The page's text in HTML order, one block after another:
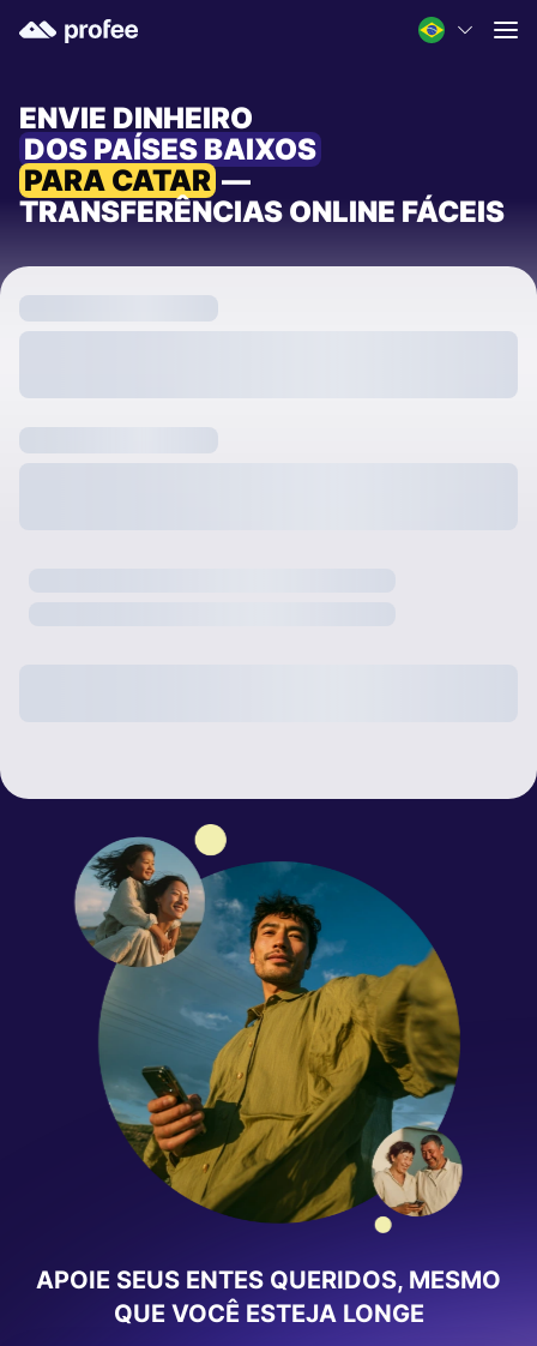
ENVIE DINHEIRO
DOS PAÍSES BAIXOS
PARA CATAR —
TRANSFERÊNCIAS ONLINE FÁCEIS
APOIE SEUS ENTES QUERIDOS, MESMO
QUE VOCÊ ESTEJA LONGE